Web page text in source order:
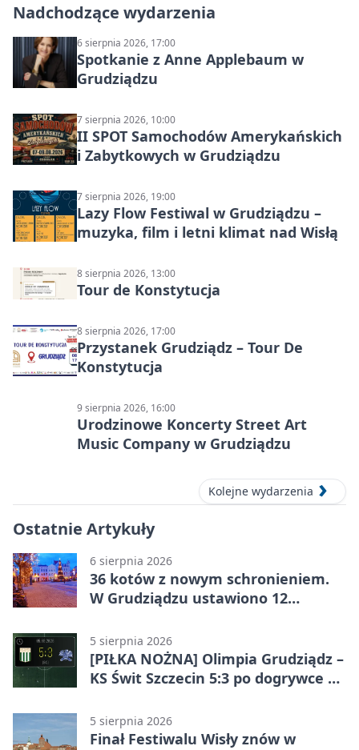
Nadchodzące wydarzenia
6 sierpnia 2026, 17:00
Spotkanie z Anne Applebaum w
Grudziądzu
7 sierpnia 2026, 10:00
II SPOT Samochodów Amerykańskich
i Zabytkowych w Grudziądzu
7 sierpnia 2026, 19:00
Lazy Flow Festiwal w Grudziądzu –
muzyka, film i letni klimat nad Wisłą
8 sierpnia 2026, 13:00
Tour de Konstytucja
8 sierpnia 2026, 17:00
Przystanek Grudziądz – Tour De
Konstytucja
9 sierpnia 2026, 16:00
Urodzinowe Koncerty Street Art
Music Company w Grudziądzu
Kolejne wydarzenia
Ostatnie Artykuły
6 sierpnia 2026
36 kotów z nowym schronieniem.
W Grudziądzu ustawiono 12
5 sierpnia 2026
[PIŁKA NOŻNA] Olimpia Grudziądz –
KS Świt Szczecin 5:3 po dogrywce w
odwrócili losy meczu
5 sierpnia 2026
Finał Festiwalu Wisły znów w